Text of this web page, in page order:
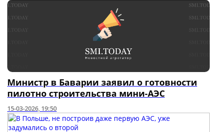
Министр в Баварии заявил о готовности
пилотно строительства мини-АЭС
15-03-2026, 19:50